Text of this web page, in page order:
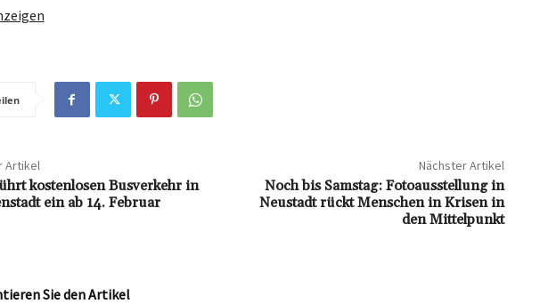
Artikel
kostenlosen Busverkehr in
ein ab 14. Februar
Nächster Artikel
Noch bis Samstag: Fotoausstellung in
Neustadt rückt Menschen in Krisen in
den Mittelpunkt
Sie den Artikel